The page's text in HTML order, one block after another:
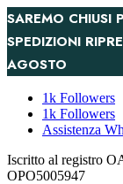
SAREMO CHIUSI
SPEDIZIONI
AGOSTO
1k Followers
1k Followers
Assistenza
Iscritto al registro
OPO5005947